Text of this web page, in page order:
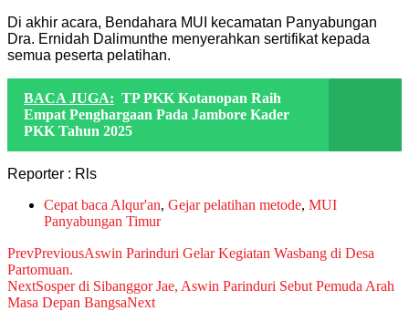
Di akhir acara, Bendahara MUI kecamatan Panyabungan
Dra. Ernidah Dalimunthe menyerahkan sertifikat kepada
semua peserta pelatihan.
BACA JUGA: TP PKK Kotanopan Raih
Empat Penghargaan Pada Jambore Kader
PKK Tahun 2025
Reporter : Rls
Cepat baca Alqur'an, Gejar pelatihan metode, MUI
Panyabungan Timur
PrevPreviousAswin Parinduri Gelar Kegiatan Wasbang di Desa
Partomuan.
NextSosper di Sibanggor Jae, Aswin Parinduri Sebut Pemuda Arah
Masa Depan BangsaNext